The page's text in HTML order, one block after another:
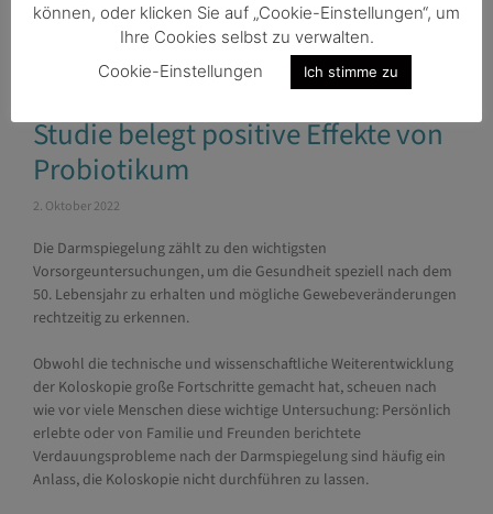
Studie belegt positive Effekte von
Probiotikum
2. Oktober 2022
Die Darmspiegelung zählt zu den wichtigsten
Vorsorgeuntersuchungen, um die Gesundheit speziell nach dem
50. Lebensjahr zu erhalten und mögliche Gewebeveränderungen
rechtzeitig zu erkennen.
Obwohl die technische und wissenschaftliche Weiterentwicklung
der Koloskopie große Fortschritte gemacht hat, scheuen nach
wie vor viele Menschen diese wichtige Untersuchung: Persönlich
erlebte oder von Familie und Freunden berichtete
Verdauungsprobleme nach der Darmspiegelung sind häufig ein
Anlass, die Koloskopie nicht durchführen zu lassen.
können, oder klicken Sie auf „Cookie-Einstellungen“, um
Ihre Cookies selbst zu verwalten.
Cookie-Einstellungen
Ich stimme zu